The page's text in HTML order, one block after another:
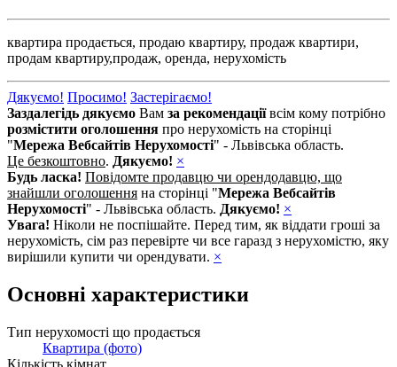
квартира продається, продаю квартиру, продаж квартири,
продам квартиру,продаж, оренда, нерухомість
Дякуємо! Просимо! Застерігаємо!
Заздалегідь дякуємо Вам за рекомендаціївсім кому потрібно
розмістити оголошення про нерухомість на сторінці
"Мережа Вебсайтів Нерухомості" - Львівська область.
Це безкоштовно. Дякуємо! ×
Будь ласка! Повідомте продавцю чи орендодавцю, що
знайшли оголошення на сторінці "Мережа Вебсайтів
Нерухомості" - Львівська область. Дякуємо! ×
Увага! Ніколи не поспішайте. Перед тим, як віддати гроші за
нерухомість, сім раз перевірте чи все гаразд з нерухомістю, яку
вирішили купити чи орендувати. ×
Основні характеристики
Тип нерухомості що продається
Квартира (фото)
Кількість кімнат